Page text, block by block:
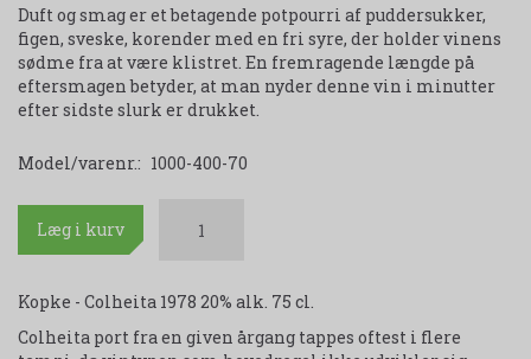
Duft og smag er et betagende potpourri af puddersukker,
figen, sveske, korender med en fri syre, der holder vinens
sødme fra at være klistret. En fremragende længde på
eftersmagen betyder, at man nyder denne vin i minutter
efter sidste slurk er drukket.
Model/varenr.: 1000-400-70
Læg i kurv
Kopke - Colheita 1978 20% alk. 75 cl.
Colheita port fra en given årgang tappes oftest i flere